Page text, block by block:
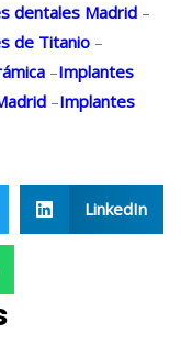
dentales Madrid –
de Titanio –
–Implantes
–Implantes
LinkedIn